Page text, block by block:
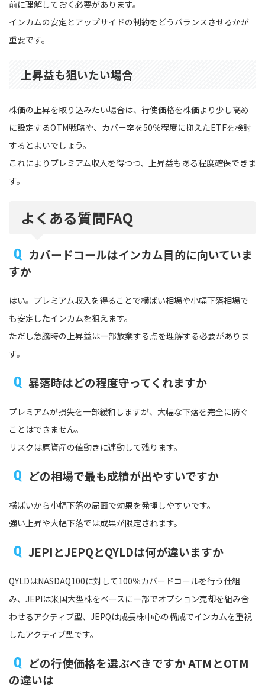
前に理解しておく必要があります。
インカムの安定とアップサイドの制約をどうバランスさせるかが
重要です。
上昇益も狙いたい場合
株価の上昇を取り込みたい場合は、行使価格を株価より少し高め
に設定するOTM戦略や、カバー率を50％程度に抑えたETFを検討
するとよいでしょう。
これによりプレミアム収入を得つつ、上昇益もある程度確保できま
す。
よくある質問FAQ
カバードコールはインカム目的に向いていま
すか
はい。プレミアム収入を得ることで横ばい相場や小幅下落相場で
も安定したインカムを狙えます。
ただし急騰時の上昇益は一部放棄する点を理解する必要がありま
す。
暴落時はどの程度守ってくれますか
プレミアムが損失を一部緩和しますが、大幅な下落を完全に防ぐ
ことはできません。
リスクは原資産の値動きに連動して残ります。
どの相場で最も成績が出やすいですか
横ばいから小幅下落の局面で効果を発揮しやすいです。
強い上昇や大幅下落では成果が限定されます。
JEPIとJEPQとQYLDは何が違いますか
QYLDはNASDAQ100に対して100％カバードコールを行う仕組
み、JEPIは米国大型株をベースに一部でオプション売却を組み合
わせるアクティブ型、JEPQは成長株中心の構成でインカムを重視
したアクティブ型です。
どの行使価格を選ぶべきですか ATMとOTM
の違いは